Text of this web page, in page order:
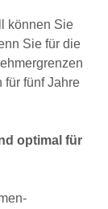
können Sie
Sie für die
für fünf Jahre
optimal für